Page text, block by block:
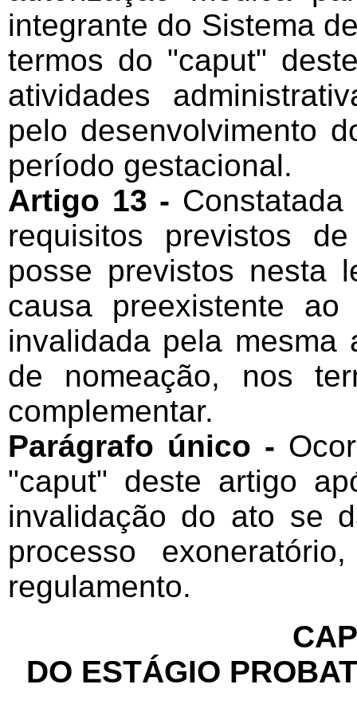
integrante do Sistema
termos do "caput"
atividades
pelo desenvolvimento
período gestacional.
Artigo 13 -
requisitos previstos
posse previstos nesta
causa preexistente
invalidada pela mesma
de nomeação, nos
complementar.
Parágrafo único -
"caput" deste artigo
invalidação do ato se
processo
regulamento.
DO ESTÁGIO